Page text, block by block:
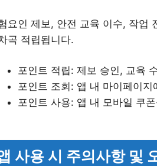
요인 제보, 안전 교육 이수, 작업
곡 적립됩니다.
포인트 적립: 제보 승인, 교육
포인트 조회: 앱 내 마이페이
포인트 사용: 앱 내 모바일 쿠
사용 시 주의사항 및